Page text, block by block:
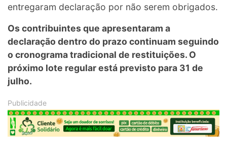
entregaram declaração por não serem obrigados.
Os contribuintes que apresentaram a
declaração dentro do prazo continuam seguindo
o cronograma tradicional de restituições. O
próximo lote regular está previsto para 31 de
julho.